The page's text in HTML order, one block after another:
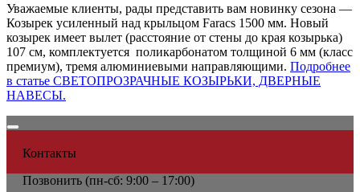
Уважаемые клиенты, рады представить вам новинку сезона —
Козырек усиленный над крыльцом Faracs 1500 мм. Новый
козырек имеет вылет (расстояние от стены до края козырька)
107 см, комплектуется поликарбонатом толщиной 6 мм (класс
премиум), тремя алюминиевыми направляющими. Подробнее
в статье СВЕТОПРОЗРАЧНЫЕ КОЗЫРЬКИ, ДВЕРНЫЕ
НАВЕСЫ.
Контакты
Позвонить (пн-сб: 9:00 – 17:00)